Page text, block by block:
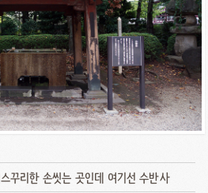
꾸리한 손씻는 곳인데 여기선 수반사